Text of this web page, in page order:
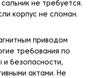
не требуется.
корпус не сломан.
приводом
требования по
безопасности,
актами. Не